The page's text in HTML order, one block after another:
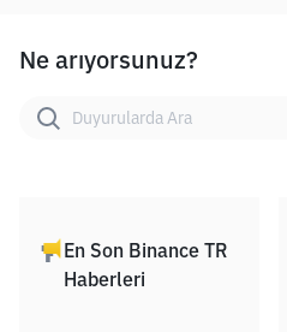
Ne arıyorsunuz?
En Son Binance TR
Haberleri